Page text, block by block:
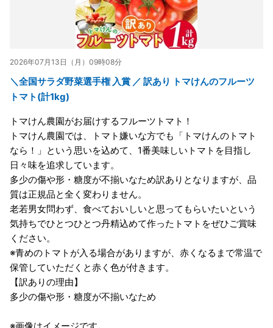
2026年07月13日（月）09時08分
＼全国サラダ野菜選手権 入賞 ／ 訳あり トマけんのフルーツ
トマト(計1kg)
トマけん農園がお届けするフルーツトマト！
トマけん農園では、トマト嫌いな方でも「トマけんのトマト
なら！」という思いを込めて、1番美味しいトマトを目指し
日々味を追求しています。
多少の傷や形・糖度が不揃いなため訳ありとなりますが、品
質は正規品と全く変わりません。
老若男女問わず、食べておいしいと思ってもらいたいという
気持ちでひとつひとつ丹精込めて作ったトマトをぜひご賞味
ください。
※青めのトマトが入る場合がありますが、赤くなるまで常温で
保管していただくと赤く色が付きます。
【訳ありの理由】
多少の傷や形・糖度が不揃いなため